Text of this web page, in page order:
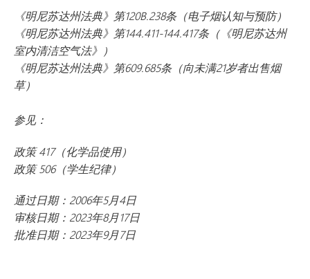
《明尼苏达州法典》第120B.238条（电子烟认知与预防）
《明尼苏达州法典》第144.411-144.417条（《明尼苏达州
室内清洁空气法》）
《明尼苏达州法典》第609.685条（向未满21岁者出售烟
草）
参见：
政策 417（化学品使用）
政策 506（学生纪律）
通过日期：2006年5月4日
审核日期：2023年8月17日
批准日期：2023年9月7日